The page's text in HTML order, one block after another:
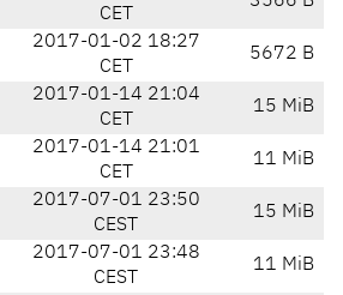
CET
2017-01-02 18:27
CET
5672 B
2017-01-14 21:04
CET
15 MiB
2017-01-14 21:01
CET
11 MiB
2017-07-01 23:50
CEST
15 MiB
2017-07-01 23:48
CEST
11 MiB